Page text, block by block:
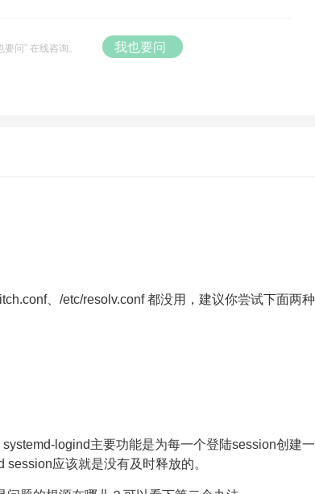
问” 在线咨询。 我也要问
、/etc/resolv.conf 都没用，建议你尝试下面两种
logind主要功能是为每一个登陆session创建一
应该就是没有及时释放的。